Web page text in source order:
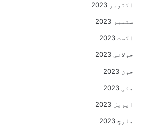
اکتوبر 2023
ستمبر 2023
اگست 2023
جولائی 2023
جون 2023
مئی 2023
اپریل 2023
مارچ 2023